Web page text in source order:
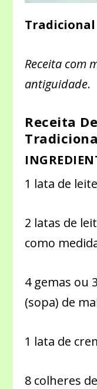
Tradicional
Receita com
antiguidade.
Receita
1 lata de
2 latas de
como
4 gemas ou
(sopa) de
1 lata de
8 colheres